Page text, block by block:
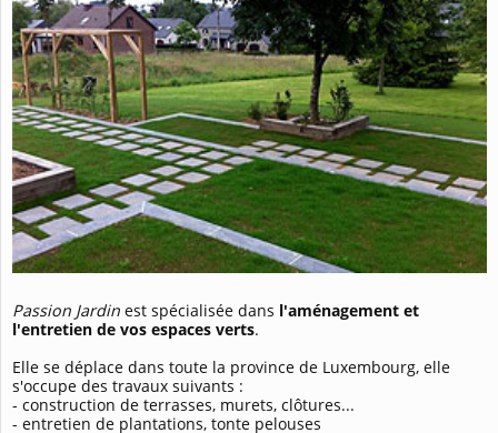
Passion Jardin est spécialisée dans l'aménagement et
l'entretien de vos espaces verts.
Elle se déplace dans toute la province de Luxembourg, elle
s'occupe des travaux suivants :
- construction de terrasses, murets, clôtures...
- entretien de plantations, tonte pelouses